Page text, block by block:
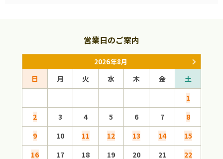
営業日のご案内
2026年8月
日 月 火 水 木 金
土
1
2
3 4 5 6 7
8
9
10 11 12 13 14
15
16
17 18 19 20 21
22